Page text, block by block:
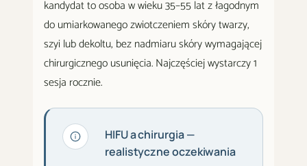
kandydat to osoba w wieku 35–55 lat z łagodnym
do umiarkowanego zwiotczeniem skóry twarzy,
szyi lub dekoltu, bez nadmiaru skóry wymagającej
chirurgicznego usunięcia. Najczęściej wystarczy 1
sesja rocznie.
HIFU a chirurgia —
realistyczne oczekiwania